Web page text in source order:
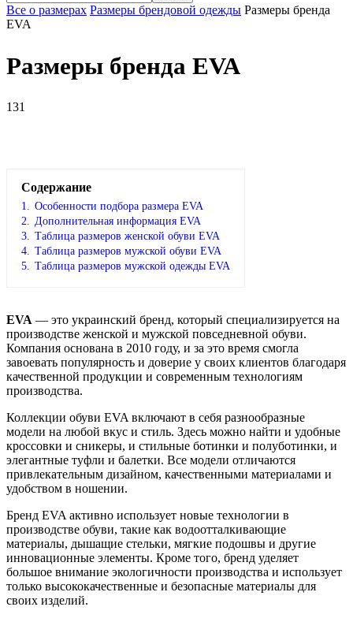
Все о размерах Размеры брендовой одежды Размеры бренда
EVA
Размеры бренда EVA
131
Содержание
1. Особенности подбора размера EVA
2. Дополнительная информация EVA
3. Таблица размеров женской обуви EVA
4. Таблица размеров мужской обуви EVA
5. Таблица размеров мужской одежды EVA
EVA — это украинский бренд, который специализируется на
производстве женской и мужской повседневной обуви.
Компания основана в 2010 году, и за это время смогла
завоевать популярность и доверие у своих клиентов благодаря
качественной продукции и современным технологиям
производства.
Коллекции обуви EVA включают в себя разнообразные
модели на любой вкус и стиль. Здесь можно найти и удобные
кроссовки и сникеры, и стильные ботинки и полуботинки, и
элегантные туфли и балетки. Все модели отличаются
привлекательным дизайном, качественными материалами и
удобством в ношении.
Бренд EVA активно использует новые технологии в
производстве обуви, такие как водоотталкивающие
материалы, дышащие стельки, мягкие подошвы и другие
инновационные элементы. Кроме того, бренд уделяет
большое внимание экологичности производства и использует
только высококачественные и безопасные материалы для
своих изделий.